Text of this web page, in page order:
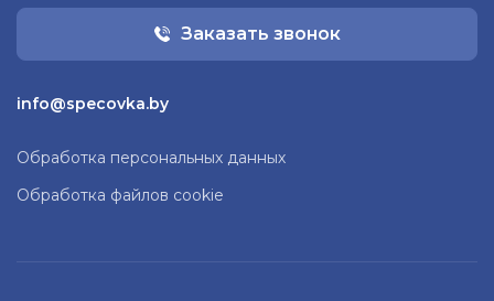
Заказать звонок
info@specovka.by
Обработка персональных данных
Обработка файлов cookie